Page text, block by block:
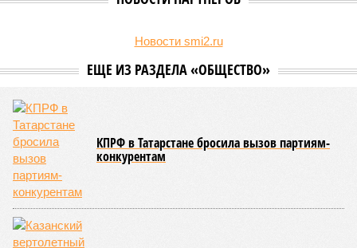
Новости smi2.ru
ЕЩЕ ИЗ РАЗДЕЛА «ОБЩЕСТВО»
КПРФ в Татарстане бросила вызов партиям-
конкурентам